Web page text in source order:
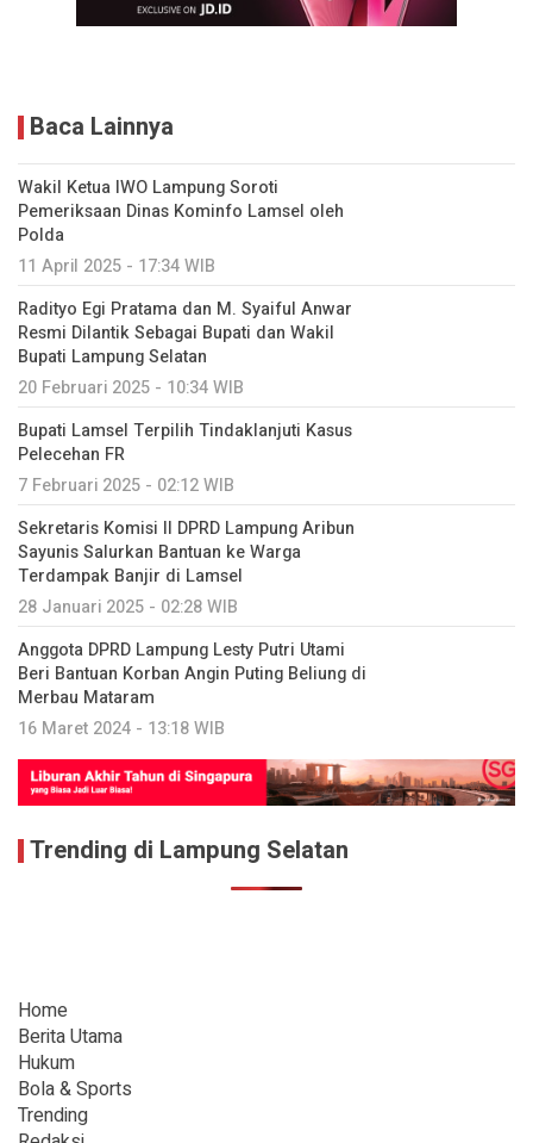
Baca Lainnya
Wakil Ketua IWO Lampung Soroti
Pemeriksaan Dinas Kominfo Lamsel oleh
Polda
11 April 2025 - 17:34 WIB
Radityo Egi Pratama dan M. Syaiful Anwar
Resmi Dilantik Sebagai Bupati dan Wakil
Bupati Lampung Selatan
20 Februari 2025 - 10:34 WIB
Bupati Lamsel Terpilih Tindaklanjuti Kasus
Pelecehan FR
7 Februari 2025 - 02:12 WIB
Sekretaris Komisi II DPRD Lampung Aribun
Sayunis Salurkan Bantuan ke Warga
Terdampak Banjir di Lamsel
28 Januari 2025 - 02:28 WIB
Anggota DPRD Lampung Lesty Putri Utami
Beri Bantuan Korban Angin Puting Beliung di
Merbau Mataram
16 Maret 2024 - 13:18 WIB
Trending di Lampung Selatan
Home
Berita Utama
Hukum
Bola & Sports
Trending